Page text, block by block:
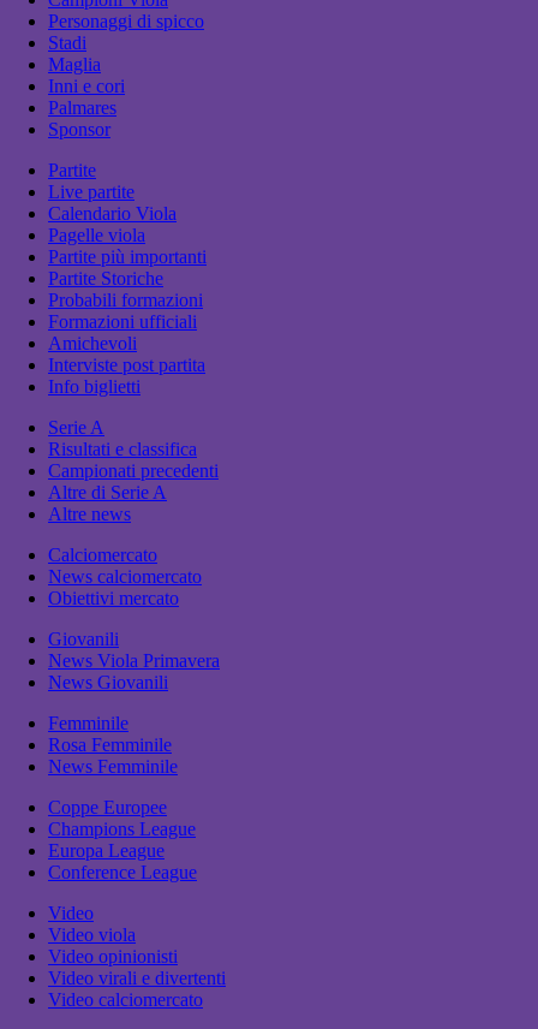
Personaggi di spicco
Stadi
Maglia
Inni e cori
Palmares
Sponsor
Partite
Live partite
Calendario Viola
Pagelle viola
Partite più importanti
Partite Storiche
Probabili formazioni
Formazioni ufficiali
Amichevoli
Interviste post partita
Info biglietti
Serie A
Risultati e classifica
Campionati precedenti
Altre di Serie A
Altre news
Calciomercato
News calciomercato
Obiettivi mercato
Giovanili
News Viola Primavera
News Giovanili
Femminile
Rosa Femminile
News Femminile
Coppe Europee
Champions League
Europa League
Conference League
Video
Video viola
Video opinionisti
Video virali e divertenti
Video calciomercato